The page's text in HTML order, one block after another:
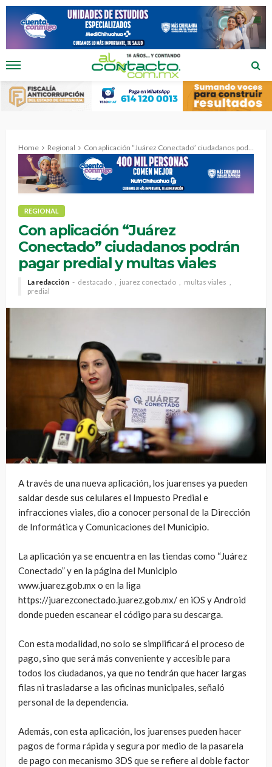
Home Regional Con aplicación “Juárez Conectado” ciudadanos podrán pagar predial y multas viales
REGIONAL
Con aplicación “Juárez
Conectado” ciudadanos podrán
pagar predial y multas viales
La redacción destacado juarez conectado
multas viales
predial
A través de una nueva aplicación, los juarenses ya pueden
saldar desde sus celulares el Impuesto Predial e
infracciones viales, dio a conocer personal de la Dirección
de Informática y Comunicaciones del Municipio.
La aplicación ya se encuentra en las tiendas como “Juárez
Conectado” y en la página del Municipio
www.juarez.gob.mx o en la liga
https://juarezconectado.juarez.gob.mx/ en iOS y Android
donde pueden escanear el código para su descarga.
Con esta modalidad, no solo se simplificará el proceso de
pago, sino que será más conveniente y accesible para
todos los ciudadanos, ya que no tendrán que hacer largas
filas ni trasladarse a las oficinas municipales, señaló
personal de la dependencia.
Además, con esta aplicación, los juarenses pueden hacer
pagos de forma rápida y segura por medio de la pasarela
de pago con mecanismo 3DS que se refiere al doble factor